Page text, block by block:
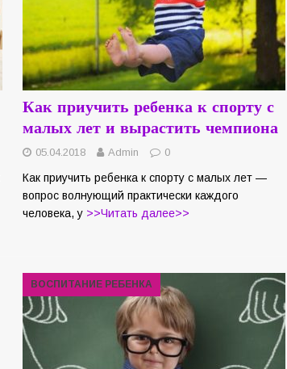
Как приучить ребенка к спорту с
малых лет и вырастить чемпиона
05.04.2018 Admin 0
Как приучить ребенка к спорту с малых лет —
вопрос волнующий практически каждого
человека, у >>Читать далее>>
ВОСПИТАНИЕ РЕБЕНКА